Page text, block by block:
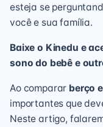
esteja se
você e sua família.
Baixe o Kinedu e
sono do bebê e
Ao comparar berço
importantes que
Neste artigo,